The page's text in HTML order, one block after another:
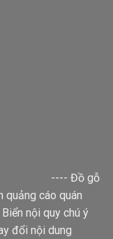
---- Đồ gỗ
quảng cáo quán
Biển nội quy chú ý
đổi nội dung